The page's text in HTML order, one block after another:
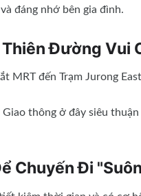
đáng nhớ bên gia đình.
Đường Vui
MRT đến Trạm Jurong
Giao thông ở đây siêu
Chuyến Đi